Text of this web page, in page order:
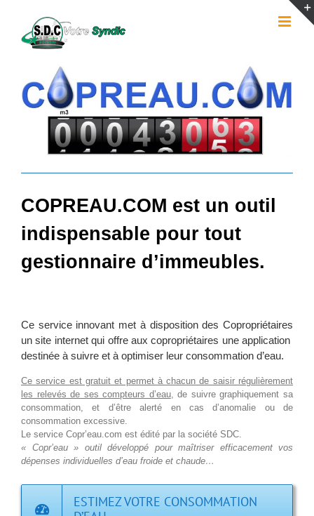
contenu
COPREAU.COM est un outil
indispensable pour tout
gestionnaire d’immeubles.
Ce service innovant met à disposition des Copropriétaires
un site internet qui offre aux copropriétaires une application
destinée à suivre et à optimiser leur consommation d’eau.
Ce service est gratuit et permet à chacun de saisir régulièrement
les relevés de ses compteurs d’eau, de suivre graphiquement sa
consommation, et d’être alerté en cas d’anomalie ou de
consommation excessive.
Le service Copr’eau.com est édité par la société SDC.
« Copr’eau » outil développé pour maîtriser efficacement vos
dépenses individuelles d’eau froide et chaude…
ESTIMEZ VOTRE CONSOMMATION